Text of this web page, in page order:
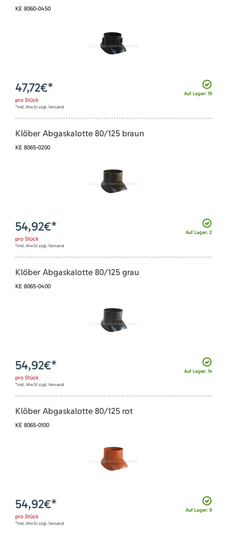
KE 8060-0450
Auf Lager: 19
47,72€*
pro Stück
*inkl. MwSt zzgl. Versand
Klöber Abgaskalotte 80/125 braun
KE 8065-0200
Auf Lager: 2
54,92€*
pro Stück
*inkl. MwSt zzgl. Versand
Klöber Abgaskalotte 80/125 grau
KE 8065-0400
Auf Lager: 14
54,92€*
pro Stück
*inkl. MwSt zzgl. Versand
Klöber Abgaskalotte 80/125 rot
KE 8065-0100
Auf Lager: 9
54,92€*
pro Stück
*inkl. MwSt zzgl. Versand